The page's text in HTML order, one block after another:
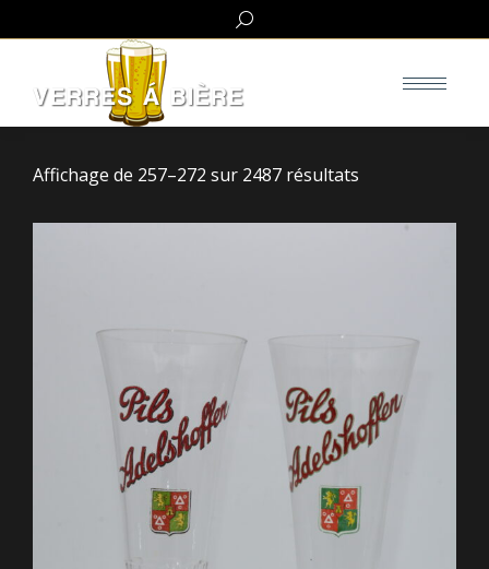
Search:
Affichage de 257–272 sur 2487 résultats